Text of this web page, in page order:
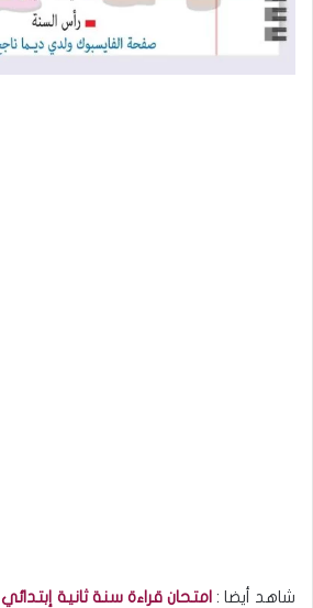
شاهد أيضا : امتحان قراءة سنة ثانية إبتدائي